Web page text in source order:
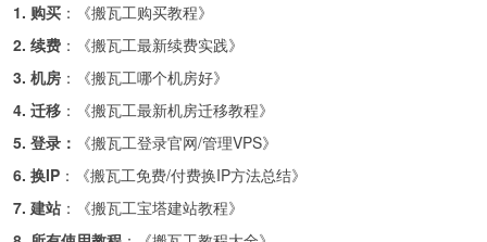
1. 购买 ：《搬瓦工购买教程》
2. 续费 ：《搬瓦工最新续费实践》
3. 机房 ：《搬瓦工哪个机房好》
4. 迁移 ：《搬瓦工最新机房迁移教程》
5. 登录：
《搬瓦工登录官网/管理VPS》
6. 换IP ：《搬瓦工免费/付费换IP方法总结》
7. 建站 ：《搬瓦工宝塔建站教程》